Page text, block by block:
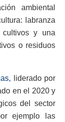
ambiental
labranza
y una
o residuos
liderado por
en el 2020 y
del sector
ejemplo las